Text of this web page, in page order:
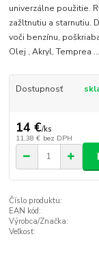
univerzálne použitie.
zažltnutiu a starnutiu.
voči benzínu,
Olej , Akryl, Temprea ...
Dostupnosť
14 €/ks
11,38 € bez DPH
Číslo produktu:
EAN kód:
Výrobca/Značka:
Veľkosť: